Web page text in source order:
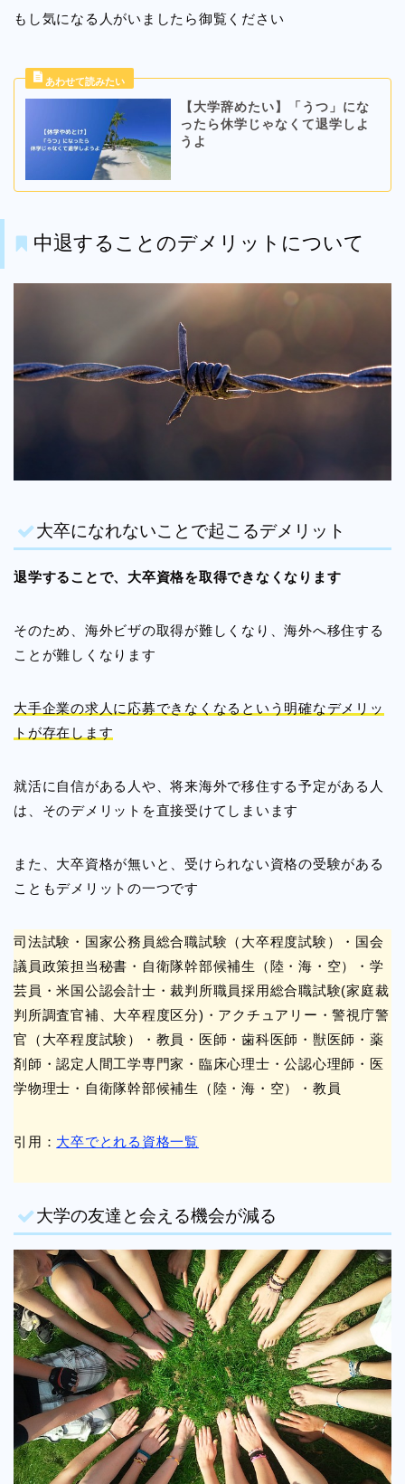
もし気になる人がいましたら御覧ください
【大学辞めたい】「うつ」にな
ったら休学じゃなくて退学しよ
うよ
中退することのデメリットについて
大卒になれないことで起こるデメリット
退学することで、大卒資格を取得できなくなります
そのため、海外ビザの取得が難しくなり、海外へ移住する
ことが難しくなります
大手企業の求人に応募できなくなるという明確なデメリッ
トが存在します
就活に自信がある人や、将来海外で移住する予定がある人
は、そのデメリットを直接受けてしまいます
また、大卒資格が無いと、受けられない資格の受験がある
こともデメリットの一つです
司法試験・国家公務員総合職試験（大卒程度試験）・国会
議員政策担当秘書・自衛隊幹部候補生（陸・海・空）・学
芸員・米国公認会計士・裁判所職員採用総合職試験(家庭裁
判所調査官補、大卒程度区分)・アクチュアリー・警視庁警
官（大卒程度試験）・教員・医師・歯科医師・獣医師・薬
剤師・認定人間工学専門家・臨床心理士・公認心理師・医
学物理士・自衛隊幹部候補生（陸・海・空）・教員
引用： 大卒でとれる資格一覧
大学の友達と会える機会が減る